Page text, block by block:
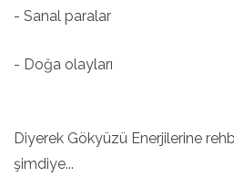
- Sanal paralar
- Doğa olayları
Diyerek Gökyüzü Enerjilerine
şimdiye...